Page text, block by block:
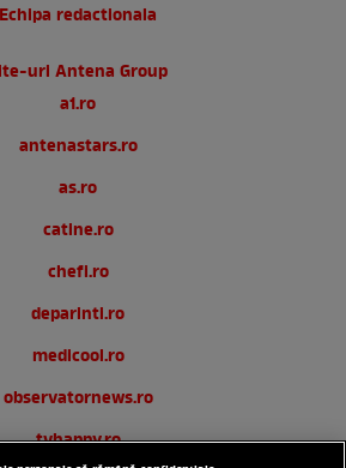
Echipa redactionala
uri Antena Group
a1.ro
antenastars.ro
as.ro
catine.ro
chefi.ro
deparinti.ro
medicool.ro
observatornews.ro
tvhappy.ro